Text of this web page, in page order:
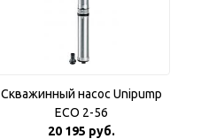
Скважинный насос Unipump
ECO 2-56
20 195 руб.